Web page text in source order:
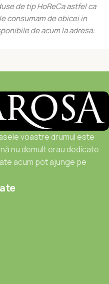
de tip HoReCa astfel ca
consumam de obicei in
de acum la adresa:
ajung la noi in cel mai
se fac cu grija iar
la un pret corect, fara
0-4 C.
de a veni cu produse,
ingrediente. Scopul nostru
buna calitate si orice
Premium, natural,
voastre drumul este
nu demult erau dedicate
acum pot ajunge pe